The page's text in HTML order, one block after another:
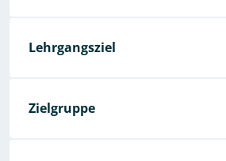
Lehrgangsziel
Zielgruppe